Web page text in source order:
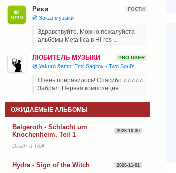
Рики ГОСТИ
💿 Заказ музыки
Здравствуйте. Можно пожалуйста
альбомы Metallica в Hi-res ...
ЛЮБИТЕЛЬ МУЗЫКИ PRO USER
💿 Yakuro &amp; Emil Sagitov - Two Soul's
Очень понравилось! Спасибо ⭐⭐⭐⭐⭐
Забрал. Первая композиция...
ОЖИДАЕМЫЕ АЛЬБОМЫ
Balgeroth - Schlacht um
Knochenheim, Teil 1
2026-10-30
Death 'n' Roll
Hydra - Sign of the Witch 2026-11-01